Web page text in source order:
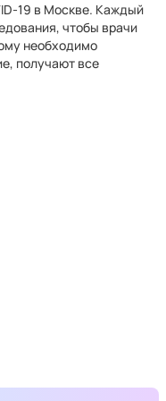
19 в Москве. Каждый
чтобы врачи
необходимо
получают все